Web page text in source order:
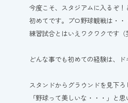
今度こそ、スタジアムに入るぞ！
初めてです。プロ野球観戦は・・
練習試合とはいえワクワクです（
どんな事でも初めての経験は、ド
スタンドからグラウンドを見下ろ
「野球って美しいな・・・」と思